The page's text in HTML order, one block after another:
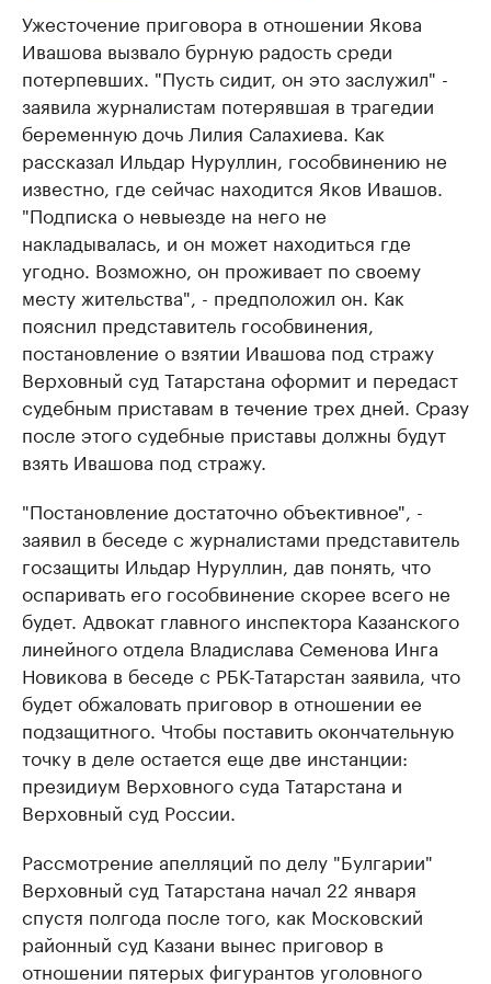
Ужесточение приговора в отношении Якова
Ивашова вызвало бурную радость среди
потерпевших. "Пусть сидит, он это заслужил" -
заявила журналистам потерявшая в трагедии
беременную дочь Лилия Салахиева. Как
рассказал Ильдар Нуруллин, гособвинению не
известно, где сейчас находится Яков Ивашов.
"Подписка о невыезде на него не
накладывалась, и он может находиться где
угодно. Возможно, он проживает по своему
месту жительства", - предположил он. Как
пояснил представитель гособвинения,
постановление о взятии Ивашова под стражу
Верховный суд Татарстана оформит и передаст
судебным приставам в течение трех дней. Сразу
после этого судебные приставы должны будут
взять Ивашова под стражу.
"Постановление достаточно объективное", -
заявил в беседе с журналистами представитель
госзащиты Ильдар Нуруллин, дав понять, что
оспаривать его гособвинение скорее всего не
будет. Адвокат главного инспектора Казанского
линейного отдела Владислава Семенова Инга
Новикова в беседе с РБК-Татарстан заявила, что
будет обжаловать приговор в отношении ее
подзащитного. Чтобы поставить окончательную
точку в деле остается еще две инстанции:
президиум Верховного суда Татарстана и
Верховный суд России.
Рассмотрение апелляций по делу "Булгарии"
Верховный суд Татарстана начал 22 января
спустя полгода после того, как Московский
районный суд Казани вынес приговор в
отношении пятерых фигурантов уголовного